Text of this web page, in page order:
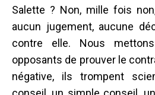
Salette ? Non, mille fois
aucun jugement, aucune
contre elle. Nous
opposants de prouver le
négative, ils trompent